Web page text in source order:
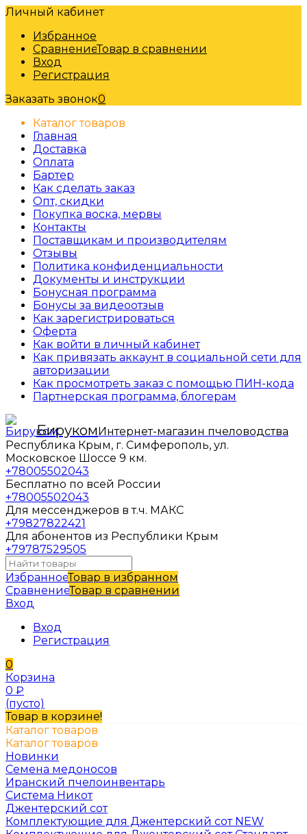
Личный кабинет
Избранное
СравнениеТовар в сравнении
Вход
Регистрация
Заказать звонок0
Каталог товаров
Главная
Доставка
Оплата
Бартер
Как сделать заказ
Опт, скидки
Покупка воска, мервы
Контакты
Поставщикам и производителям
Отзывы
Политика конфиденциальности
Документы и инструкции
Бонусная программа
Бонусы за видеоотзыв
Как зарегистрироваться
Оферта
Как войти в личный кабинет
Как привязать аккаунт в социальной сети для
авторизации
Как просмотреть заказ с помощью ПИН-кода
Партнерская программа, блогерам
БирукомИнтернет-магазин пчеловодства
Республика Крым, г. Симферополь, ул.
Московское Шоссе 9 км.
+78005502043
Бесплатно по всей России
+78005502043
Для мессенджеров в т.ч. МАКС
+79827822421
Для абонентов из Республики Крым
+79787529505
ИзбранноеТовар в избранном
СравнениеТовар в сравнении
Вход
Вход
Регистрация
0
Корзина
0 ₽
(пусто)
Товар в корзине!
Каталог товаров
Каталог товаров
Новинки
Семена медоносов
Иранский пчелоинвентарь
Система Никот
Джентерский сот
Комплектующие для Джентерский сот NEW